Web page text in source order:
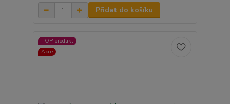
Přidat do košíku
TOP produkt
Akce